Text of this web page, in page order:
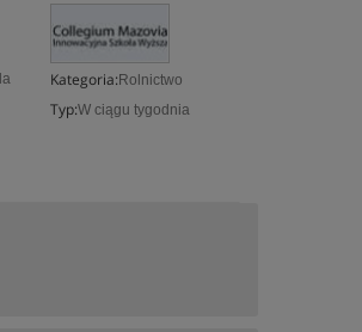
Kategoria: Rolnictwo
Typ:W ciągu tygodnia